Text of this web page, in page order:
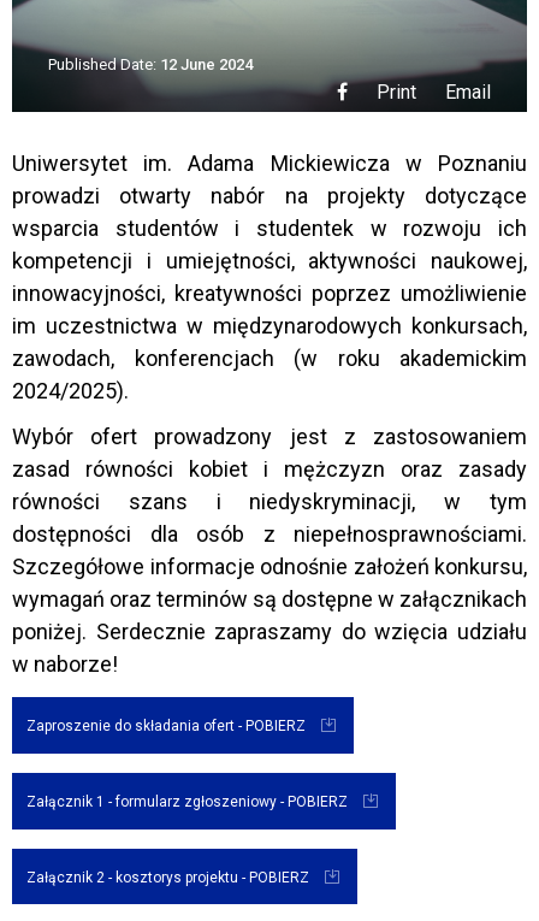
Print Email
Published Date: 12 June 2024
Uniwersytet im. Adama Mickiewicza w Poznaniu
prowadzi otwarty nabór na projekty dotyczące
wsparcia studentów i studentek w rozwoju ich
kompetencji i umiejętności, aktywności naukowej,
innowacyjności, kreatywności poprzez umożliwienie
im uczestnictwa w międzynarodowych konkursach,
zawodach, konferencjach (w roku akademickim
2024/2025).
Wybór ofert prowadzony jest z zastosowaniem
zasad równości kobiet i mężczyzn oraz zasady
równości szans i niedyskryminacji, w tym
dostępności dla osób z niepełnosprawnościami.
Szczegółowe informacje odnośnie założeń konkursu,
wymagań oraz terminów są dostępne w załącznikach
poniżej. Serdecznie zapraszamy do wzięcia udziału
w naborze!
Zaproszenie do składania ofert - POBIERZ
Załącznik 1 - formularz zgłoszeniowy - POBIERZ
Załącznik 2 - kosztorys projektu - POBIERZ